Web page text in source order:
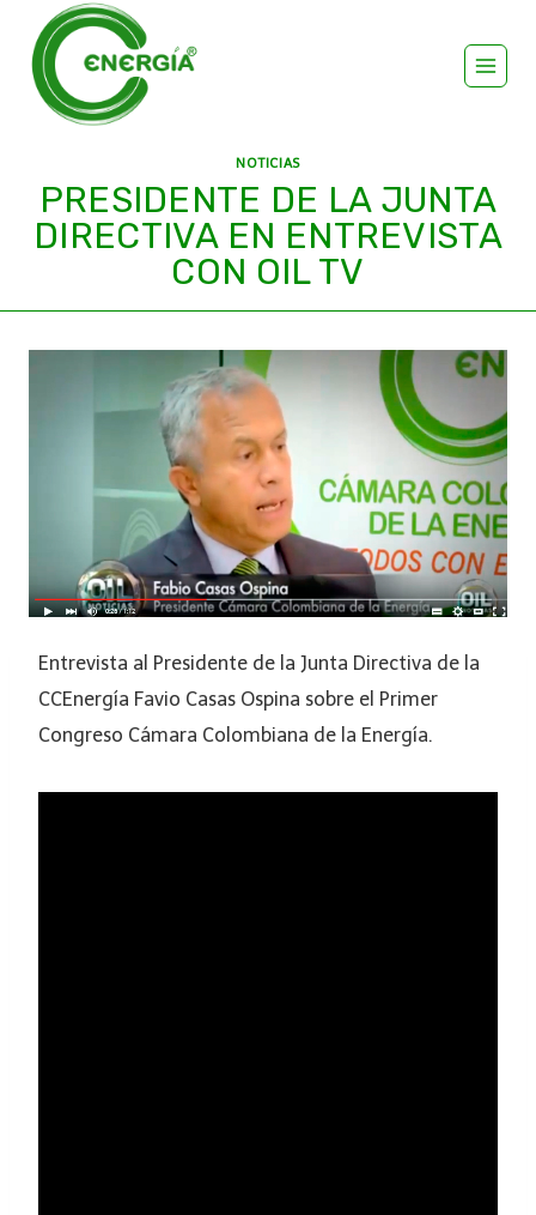
NOTICIAS
PRESIDENTE DE LA JUNTA
DIRECTIVA EN ENTREVISTA
CON OIL TV
Entrevista al Presidente de la Junta Directiva de la
CCEnergía Favio Casas Ospina sobre el Primer
Congreso Cámara Colombiana de la Energía.